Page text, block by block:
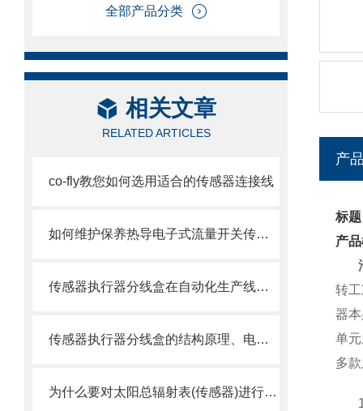
全部产品分类
相关文章
RELATED ARTICLES
co-fly教您如何选用适合的传感器连接线
如何维护保养热导电子式流量开关传感器
传感器执行器分线盒在自动化生产线与过程控制中的核心接线与信号分配作用
传感器执行器分线盒的结构原理、电气接口定义与现场总线集成方式详解
为什么要对太阳总辐射表(传感器)进行出厂检验
产
标
产
转
器
单
多